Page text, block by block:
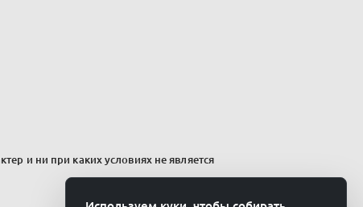
и ни при каких условиях не является